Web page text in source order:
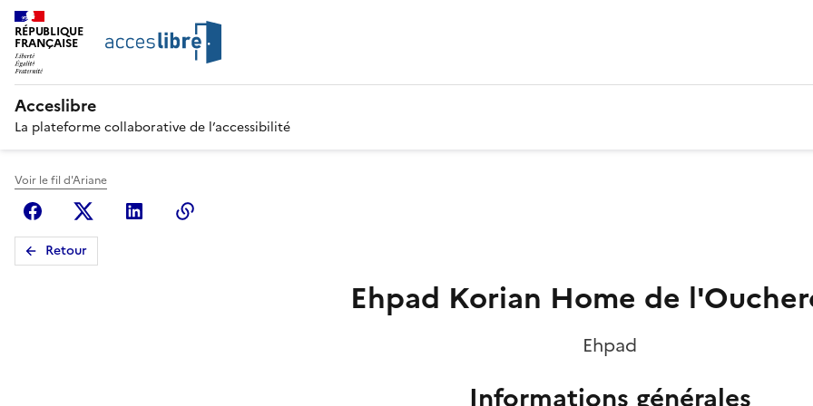
RÉPUBLIQUE
FRANÇAISE
Acceslibre
La plateforme collaborative de l’accessibilité
Voir le fil d'Ariane
FacebookX (anciennement Twitter)
Linkedin
Retour
Ehpad Korian Home de
Ehpad
Informations générales